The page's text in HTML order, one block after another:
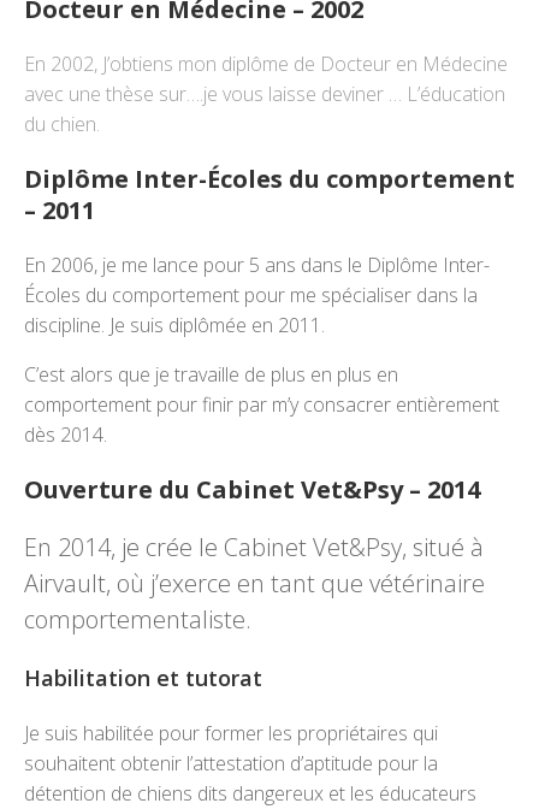
Docteur en Médecine – 2002
En 2002, J’obtiens mon diplôme de Docteur en Médecine
avec une thèse sur….je vous laisse deviner … L’éducation
du chien.
Diplôme Inter-Écoles du comportement
– 2011
En 2006, je me lance pour 5 ans dans le Diplôme Inter-
Écoles du comportement pour me spécialiser dans la
discipline. Je suis diplômée en 2011.
C’est alors que je travaille de plus en plus en
comportement pour finir par m’y consacrer entièrement
dès 2014.
Ouverture du Cabinet Vet&Psy – 2014
En 2014, je crée le Cabinet Vet&Psy, situé à
Airvault, où j’exerce en tant que vétérinaire
comportementaliste.
Habilitation et tutorat
Je suis habilitée pour former les propriétaires qui
souhaitent obtenir l’attestation d’aptitude pour la
détention de chiens dits dangereux et les éducateurs